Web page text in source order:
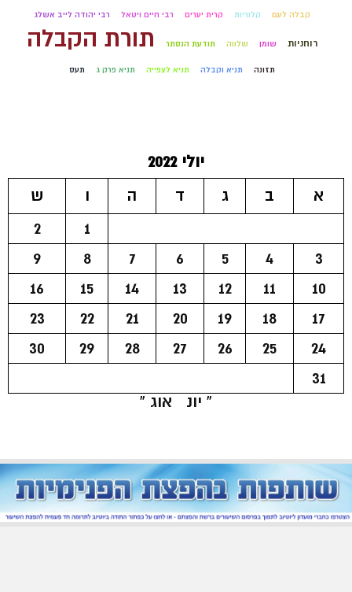
קבלה לעם קלוריות קרית יערים רבי חיים ויטאל רבי יהודה לייב אשלג
רוחניות שומן שלווה תודעת הנסתר תורת הקבלה
תזונה תניא וקבלה תניא לצפייה תניא פרק ג תעס
יולי 2022
א
ב ג ד ה ו
ש
1
2
3
4
5
6
7
8
9
10
11
12
13
14
15
16
17
18
19
20
21
22
23
24
25
26
27
28
29
30
31
« יונ
אוג »